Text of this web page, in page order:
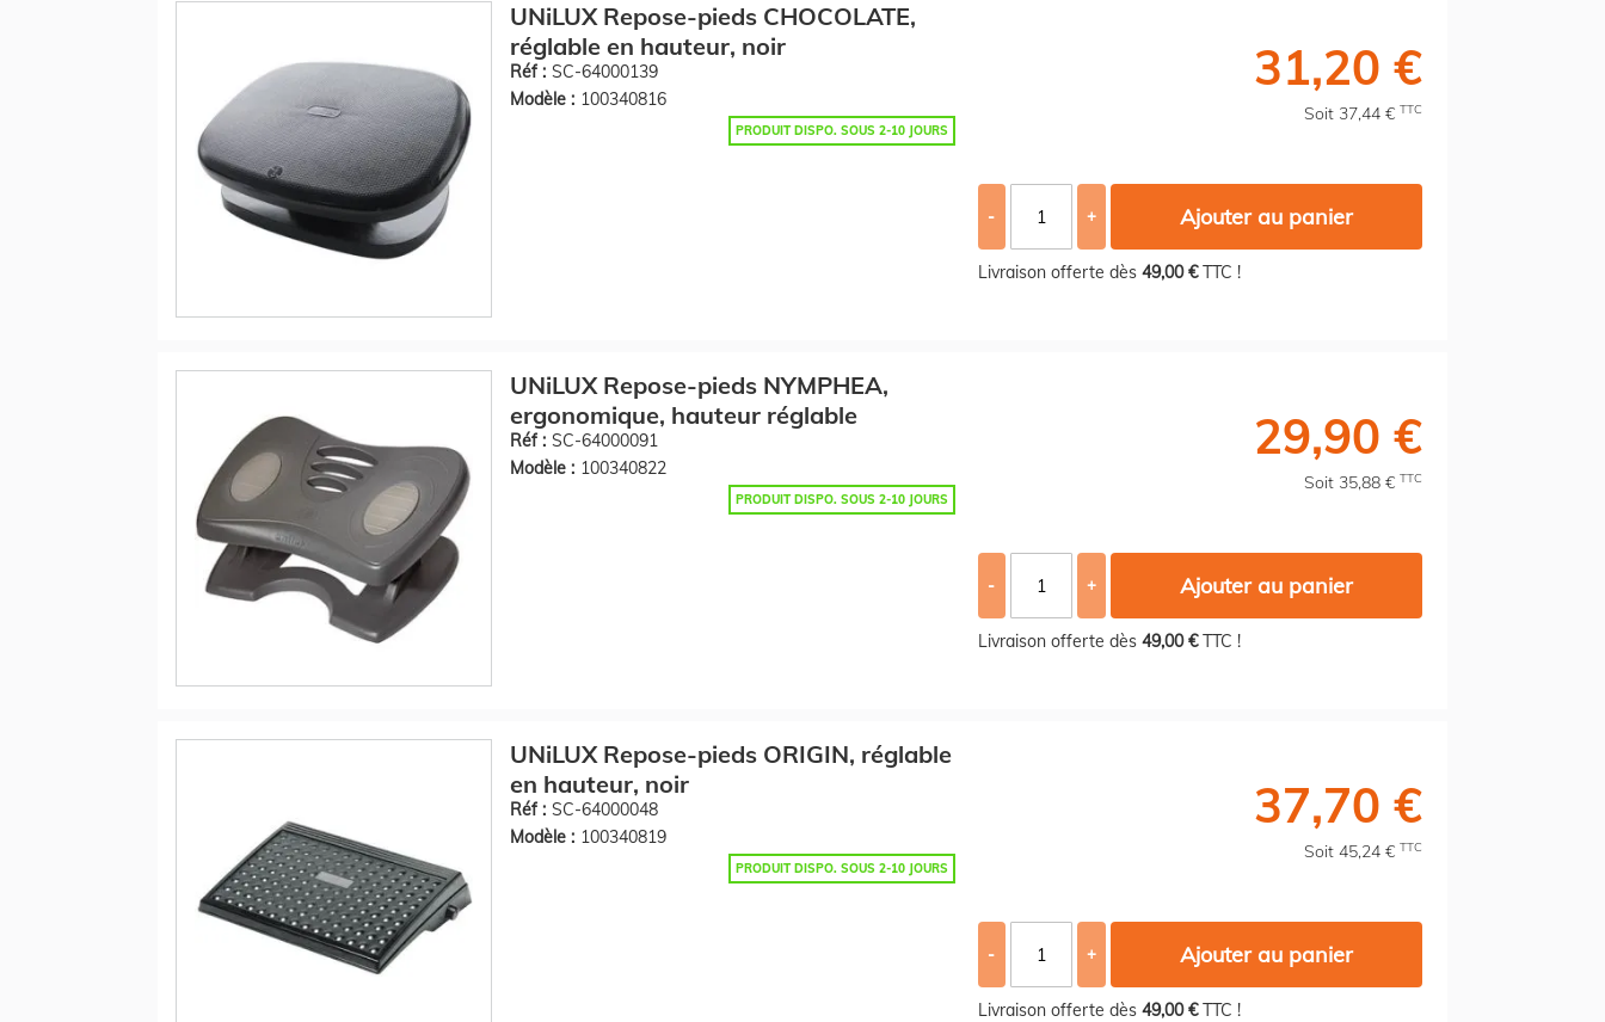
UNiLUX Repose-pieds CHOCOLATE,
réglable en hauteur, noir
Réf : SC-64000139
Modèle : 100340816
PRODUIT DISPO. SOUS 2-10 JOURS
31,20 €
Soit 37,44 € TTC
- + Ajouter au panier
Livraison offerte dès 49,00 €TTC !
UNiLUX Repose-pieds NYMPHEA,
ergonomique, hauteur réglable
Réf : SC-64000091
Modèle : 100340822
PRODUIT DISPO. SOUS 2-10 JOURS
29,90 €
Soit 35,88 € TTC
- + Ajouter au panier
Livraison offerte dès 49,00 €TTC !
UNiLUX Repose-pieds ORIGIN, réglable
en hauteur, noir
Réf : SC-64000048
Modèle : 100340819
PRODUIT DISPO. SOUS 2-10 JOURS
37,70 €
Soit 45,24 € TTC
- + Ajouter au panier
Livraison offerte dès 49,00 €TTC !